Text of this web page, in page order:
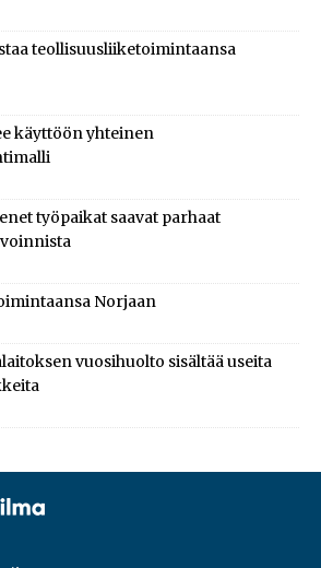
teollisuusliiketoimintaansa
käyttöön yhteinen
työpaikat saavat parhaat
Norjaan
vuosihuolto sisältää useita